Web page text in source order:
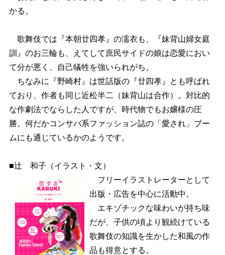
かる。
歌舞伎では『本朝廿四孝』の濡衣も、『妹背山婦女庭
訓』のお三輪も、えてして庶民サイドの娘は恋愛におい
て分が悪く、自己犠牲を強いられがち。
ちなみに『野崎村』は世話版の『廿四孝』とも呼ばれ
ており、作者も同じ近松半二（妹背山は合作）。対比的
な作劇法でならした人ですが、時代物でもお嬢様の圧
勝。何だかコンサバ系ファッション誌の「愛され」ブー
ムにも通じているかのようです。
■辻 和子（イラスト・文）
フリーイラストレーターとして
出版・広告を中心に活動中。
エキゾチックな味わいが持ち味
だが、子供の頃より観続けている
歌舞伎の知識を生かした和風の作
品も得意とする。